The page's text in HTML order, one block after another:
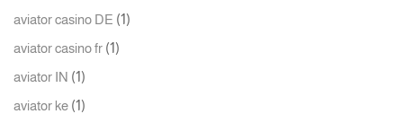
aviator casino DE (1)
aviator casino fr (1)
aviator IN (1)
aviator ke (1)